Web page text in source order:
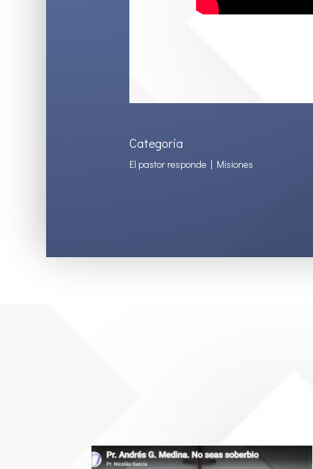
Categoría
El pastor responde | Misiones